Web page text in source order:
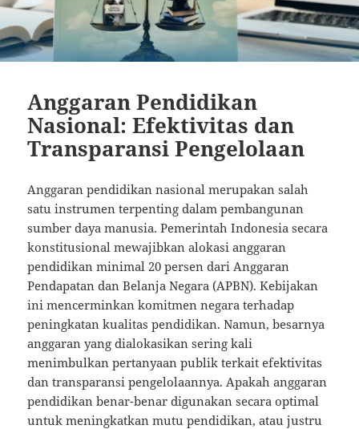
Anggaran Pendidikan
Nasional: Efektivitas dan
Transparansi Pengelolaan
Anggaran pendidikan nasional merupakan salah
satu instrumen terpenting dalam pembangunan
sumber daya manusia. Pemerintah Indonesia secara
konstitusional mewajibkan alokasi anggaran
pendidikan minimal 20 persen dari Anggaran
Pendapatan dan Belanja Negara (APBN). Kebijakan
ini mencerminkan komitmen negara terhadap
peningkatan kualitas pendidikan. Namun, besarnya
anggaran yang dialokasikan sering kali
menimbulkan pertanyaan publik terkait efektivitas
dan transparansi pengelolaannya. Apakah anggaran
pendidikan benar-benar digunakan secara optimal
untuk meningkatkan mutu pendidikan, atau justru